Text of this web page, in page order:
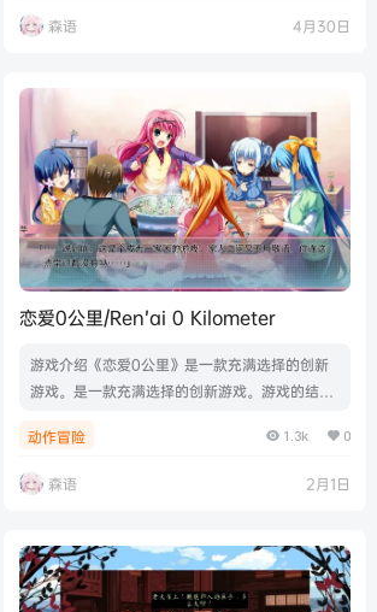
务，然后趁你还活着（大多数时候）赶紧拿钱走
人。游戏视频游戏截图版本介绍Build.2299241
柄
森语 4月30日
恋爱0公里/Ren’ai 0 Kilometer
游戏介绍《恋爱0公里》是一款充满选择的创新
游戏。是一款充满选择的创新游戏。游戏的结局
家庭交换活动，主角与儿时好友共度时光，与一
位可爱的女孩加深感情，并享受特别的对话。游
戏视频游戏截图版本介绍Build.20599834|容量
动作冒险 1.3k 0
森语 2月1日